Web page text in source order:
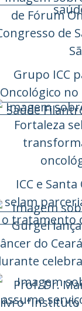
Grupo ICC
Oncológico
Saúde
ICC e
selam
o tratamento
Prof. Dr.
livro “Instituto